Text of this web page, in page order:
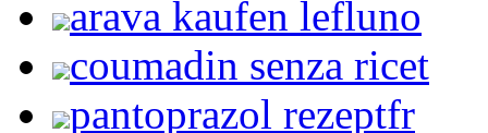
arava kaufen lefluno
coumadin senza ricet
pantoprazol rezeptfr